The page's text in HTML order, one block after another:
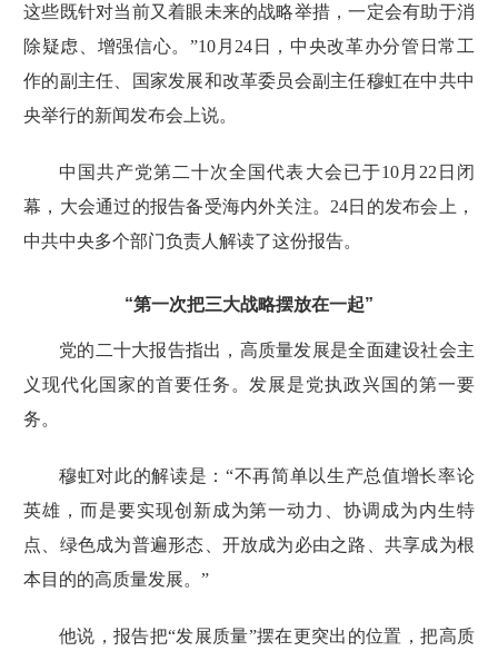
这些既针对当前又着眼未来的战略举措，一定会有助于消
除疑虑、增强信心。”10月24日，中央改革办分管日常工
作的副主任、国家发展和改革委员会副主任穆虹在中共中
央举行的新闻发布会上说。
中国共产党第二十次全国代表大会已于10月22日闭
幕，大会通过的报告备受海内外关注。24日的发布会上，
中共中央多个部门负责人解读了这份报告。
“第一次把三大战略摆放在一起”
党的二十大报告指出，高质量发展是全面建设社会主
义现代化国家的首要任务。发展是党执政兴国的第一要
务。
穆虹对此的解读是：“不再简单以生产总值增长率论
英雄，而是要实现创新成为第一动力、协调成为内生特
点、绿色成为普遍形态、开放成为必由之路、共享成为根
本目的的高质量发展。”
他说，报告把“发展质量”摆在更突出的位置，把高质